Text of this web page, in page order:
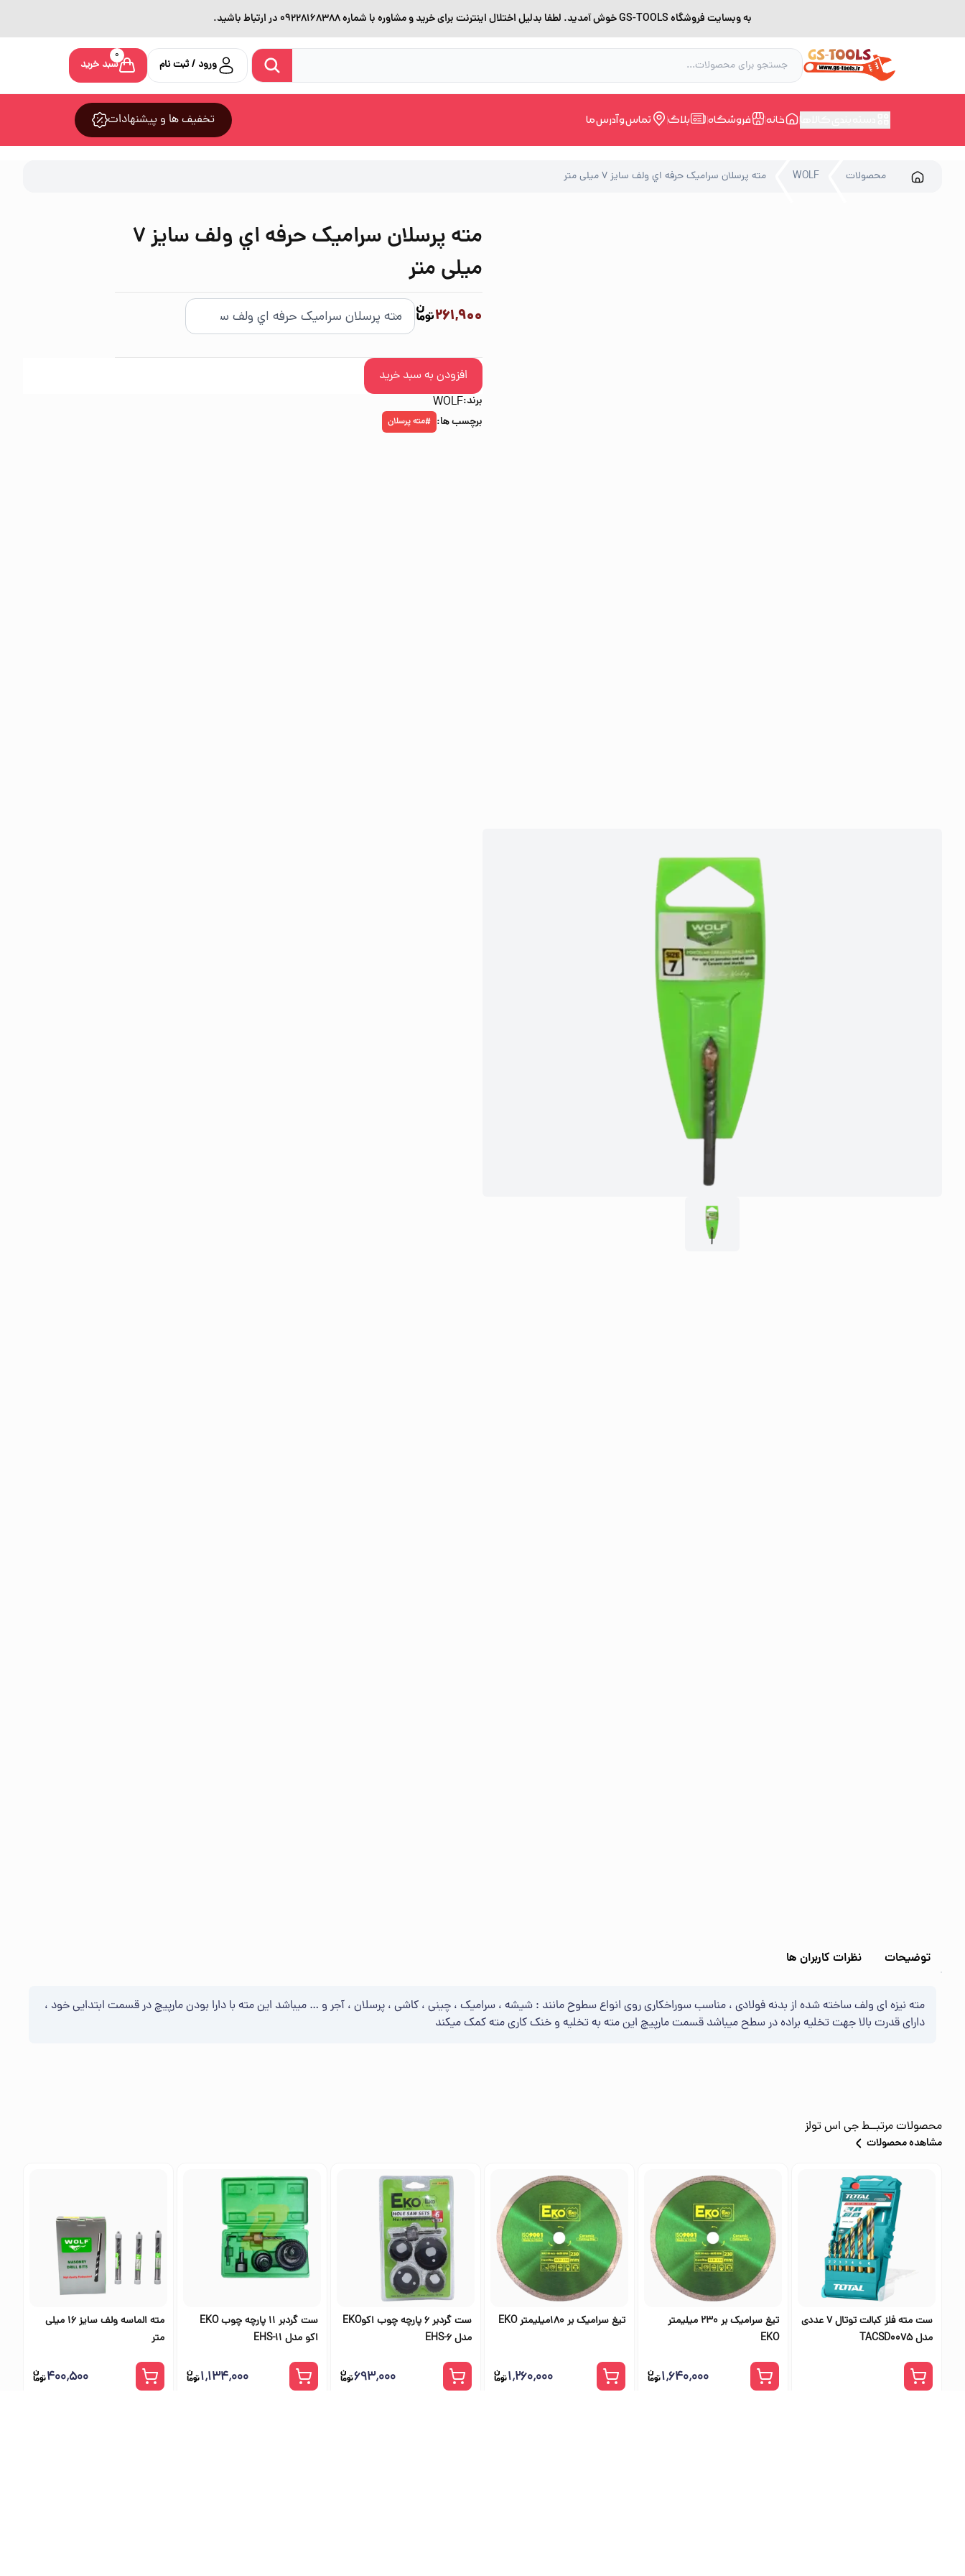
به وبسایت فروشگاه GS-TOOLS خوش آمدید. لطفا بدلیل اختلال اینترنت برای خرید و مشاوره با شماره 09228168388 در ارتباط باشید.
ورود / ثبت نام
0
سبد خرید
خانه فروشگاه بلاگ تماس و آدرس ما تخفیف ها و پیشنهادات
محصولات WOLF مته پرسلان سراميک حرفه اي ولف سایز 7 میلی متر
مته پرسلان سراميک حرفه اي ولف سایز 7
میلی متر
261,900
افزودن به سبد خرید
برند:WOLF
برچسب ها: #مته پرسلان
توضیحات نظرات کاربران ها
مته نیزه ای ولف ساخته شده از بدنه فولادی ، مناسب سوراخکاری روی انواع سطوح مانند : شیشه ، سرامیک ، چینی ، کاشی ، پرسلان ، آجر و … میباشد این مته با دارا بودن مارپیچ در قسمت ابتدایی خود ،
دارای قدرت بالا جهت تخلیه براده در سطح میباشد قسمت مارپیچ این مته به تخلیه و خنک کاری مته کمک میکند
محصولات مرتبــطجی اس تولز
مشاهده محصولات
ست مته فلز کبالت توتال 7 عددی
مدل TACSD0075
تیغ سرامیک بر 230 میلیمتر
EKO
۱٬۶۴۰٬۰۰۰
تیغ سرامیک بر 180میلیمتر EKO
۱٬۲۶۰٬۰۰۰
ست گردبر 6 پارچه چوب اکوEKO
مدل EHS-6
۶۹۳٬۰۰۰
ست گردبر 11 پارچه چوب EKO
اکو مدل EHS-11
۱٬۱۳۴٬۰۰۰
مته الماسه ولف سایز 16 میلی
متر
۴۰۰٬۵۰۰